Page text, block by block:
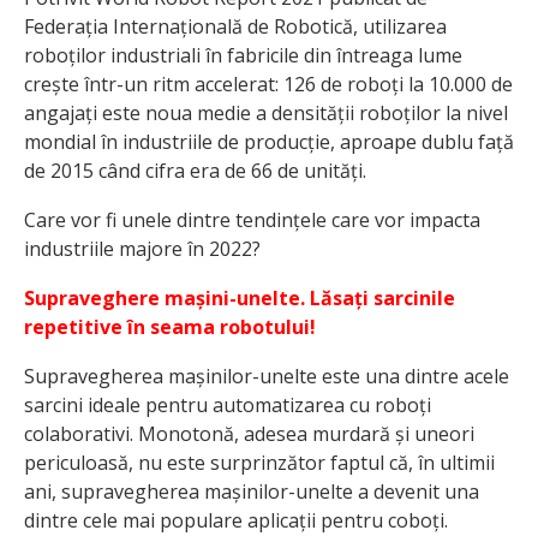
Federația Internațională de Robotică, utilizarea
roboților industriali în fabricile din întreaga lume
crește într-un ritm accelerat: 126 de roboți la 10.000 de
angajați este noua medie a densității roboților la nivel
mondial în industriile de producție, aproape dublu față
de 2015 când cifra era de 66 de unități.
Care vor fi unele dintre tendințele care vor impacta
industriile majore în 2022?
Supraveghere mașini-unelte. Lăsați sarcinile
repetitive în seama robotului!
Supravegherea mașinilor-unelte este una dintre acele
sarcini ideale pentru automatizarea cu roboți
colaborativi. Monotonă, adesea murdară și uneori
periculoasă, nu este surprinzător faptul că, în ultimii
ani, supravegherea mașinilor-unelte a devenit una
dintre cele mai populare aplicații pentru coboți.